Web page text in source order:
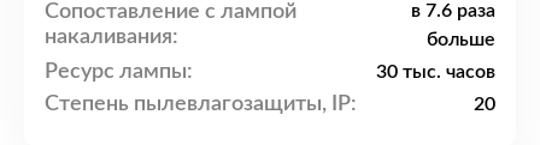
Сопоставление с лампой
накаливания:
в 7.6 раза
больше
Ресурс лампы: 30 тыс. часов
Степень пылевлагозащиты, IP: 20